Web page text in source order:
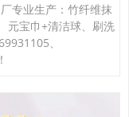
专业生产：竹纤维抹
元宝巾+清洁球、刷洗
、